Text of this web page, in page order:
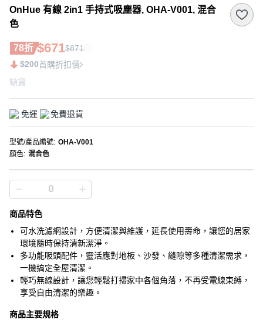
OnHue 有線 2in1 手持式吸塵器, OHA-V001, 混合
色
78折 $671$871
$200首購折扣價
缺貨
免運 免費退貨
型號/產品編號: OHA-V001
顏色: 混合色
商品特色
可水洗濾網設計，方便清潔與維護，延長使用壽命，讓您的居家
環境隨時保持清新潔淨。
多功能吸頭配件，靈活應對地板、沙發、縫隙等多種清潔需求，
一機搞定全屋清潔。
輕巧無線設計，讓您輕鬆打掃家中各個角落，不再受電線束縛，
享受自由清潔的樂趣。
商品主要規格